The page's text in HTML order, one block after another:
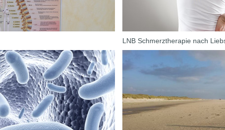
LNB Schmerztherapie nach